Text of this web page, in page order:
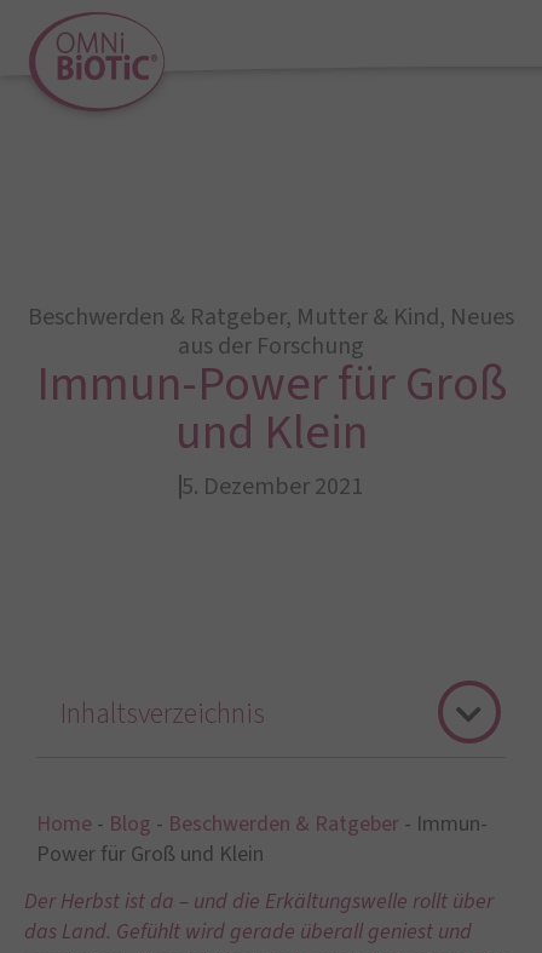
Beschwerden & Ratgeber, Mutter & Kind, Neues
aus der Forschung
Immun-Power für Groß
und Klein
5. Dezember 2021
Home - Blog - Beschwerden & Ratgeber - Immun-
Power für Groß und Klein
Der Herbst ist da – und die Erkältungswelle rollt über
das Land. Gefühlt wird gerade überall geniest und
Inhaltsverzeichnis